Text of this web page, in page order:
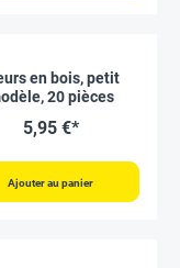
en bois, petit
20 pièces
5,95 €*
Ajouter au panier